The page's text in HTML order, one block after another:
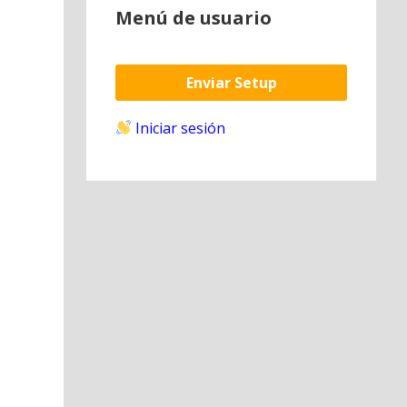
Menú de usuario
Enviar Setup
Iniciar sesión